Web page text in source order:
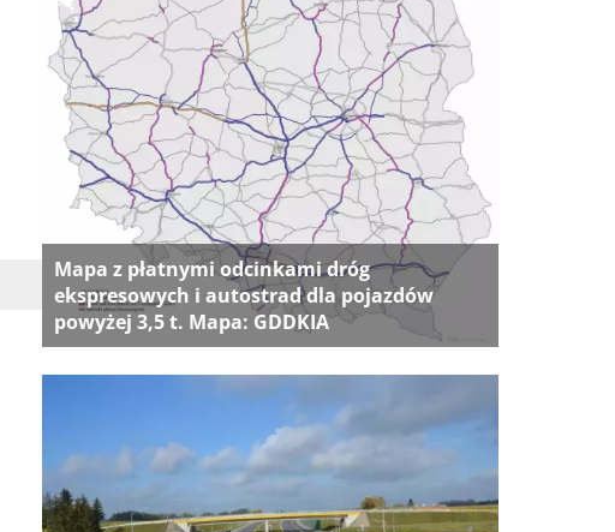
Mapa z płatnymi odcinkami dróg
ekspresowych i autostrad dla pojazdów
powyżej 3,5 t. Mapa: GDDKIA